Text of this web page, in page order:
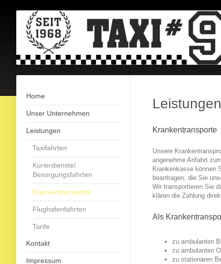
Home
Unser Unternehmen
Leistungen
Taxifahrten
Kurierdienste/
Besorgungsfahrten
Krankentransporte
Flughafenfahrten
Tarife
Kontakt
Impressum
Leistungen
Krankentransporte
Unsere
angenehme Anfahrt
Krankenkasse können
beantragen, die Sie
Wir transportieren Sie
klären die Zahlung
Als
zu ambulanten
zu ambulanten
zu stationären